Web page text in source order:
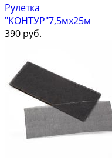
Рулетка
"КОНТУР"7,5мх25м
390 руб.